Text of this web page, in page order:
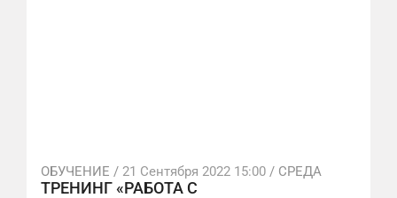
ОБУЧЕНИЕ / 21 Сентября 2022 15:00 / СРЕДА
ТРЕНИНГ «РАБОТА С